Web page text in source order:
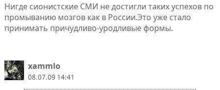
Нигде сионистские СМИ не достигли таких успехов по
промыванию мозгов как в России.Это уже стало
принимать причудливо-уродливые формы.
xammlo
08.07.09 14:41